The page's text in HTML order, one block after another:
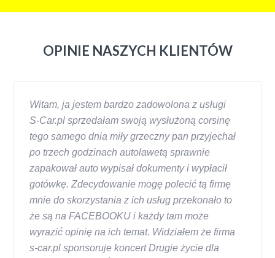
OPINIE NASZYCH KLIENTÓW
Witam, ja jestem bardzo zadowolona z usługi
S-Car.pl sprzedałam swoją wysłużoną corsinę
tego samego dnia miły grzeczny pan przyjechał
po trzech godzinach autolawetą sprawnie
zapakował auto wypisał dokumenty i wypłacił
gotówkę. Zdecydowanie mogę polecić tą firmę
mnie do skorzystania z ich usług przekonało to
że są na FACEBOOKU i każdy tam może
wyrazić opinię na ich temat. Widziałem że firma
s-car.pl sponsoruje koncert Drugie życie dla